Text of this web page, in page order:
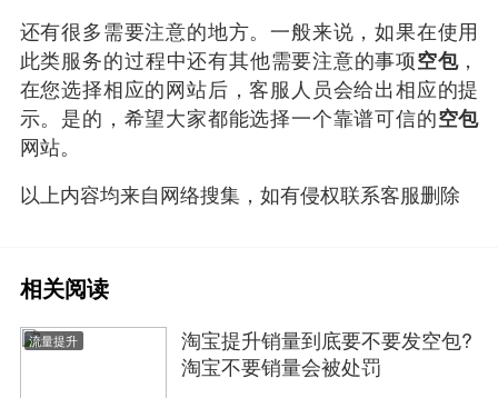
还有很多需要注意的地方。一般来说，如果在使用
此类服务​​的过程中还有其他需要注意的事项空包，
在您选择相应的网站后，客服人员会给出相应的提
示。是的，希望大家都能选择一个靠谱可信的空包
网站。
以上内容均来自网络搜集，如有侵权联系客服删除
相关阅读
流量提升
淘宝提升销量到底要不要发空包?
淘宝不要销量会被处罚